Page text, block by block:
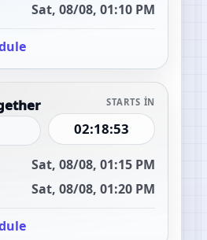
Sat, 08/08, 01:10 PM
STARTS IN
02:18:52
Sat, 08/08, 01:15 PM
Sat, 08/08, 01:20 PM